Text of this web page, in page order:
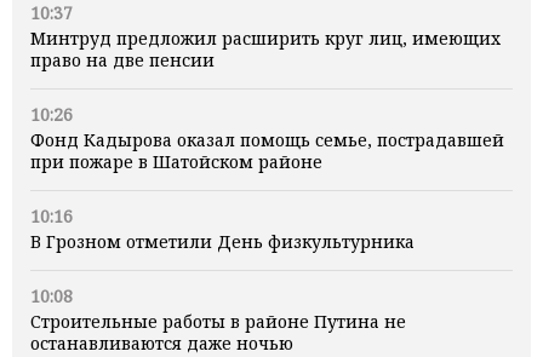
10:37
Минтруд предложил расширить круг лиц, имеющих
право на две пенсии
10:26
Фонд Кадырова оказал помощь семье, пострадавшей
при пожаре в Шатойском районе
10:16
В Грозном отметили День физкультурника
10:08
Строительные работы в районе Путина не
останавливаются даже ночью